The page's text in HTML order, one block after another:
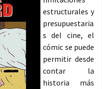
estructurales y
presupuestaria
s del cine, el
cómic se puede
permitir desde
contar la
historia más